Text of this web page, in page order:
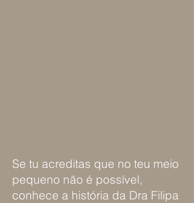
Se tu acreditas que no teu meio
pequeno não é possível,
conhece a história da Dra Filipa